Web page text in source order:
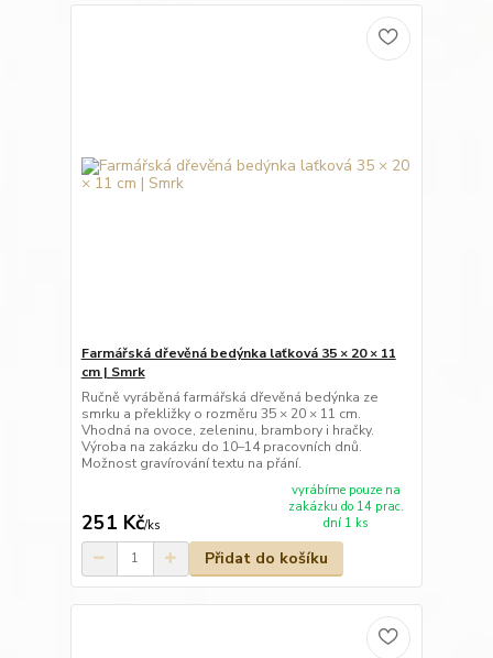
Farmářská dřevěná bedýnka laťková 35 × 20 × 11
cm | Smrk
Ručně vyráběná farmářská dřevěná bedýnka ze
smrku a překližky o rozměru 35 × 20 × 11 cm.
Vhodná na ovoce, zeleninu, brambory i hračky.
Výroba na zakázku do 10–14 pracovních dnů.
Možnost gravírování textu na přání.
251 Kč/ks
vyrábíme pouze na
zakázku do 14 prac.
dní 1 ks
Přidat do košíku